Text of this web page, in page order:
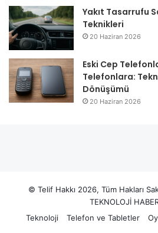
Yakıt Tasarrufu
Teknikleri
20 Haziran 2026
Eski Cep
Telefonlara:
Dönüşümü
20 Haziran 2026
© Telif Hakkı 2026, Tüm Hakları
TEKNOLOJİ
Teknoloji
Telefon ve Tabletler